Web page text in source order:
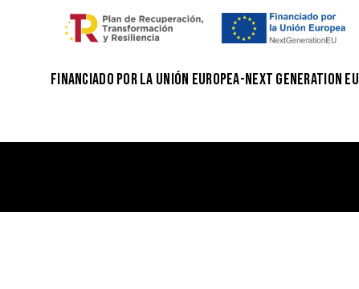
FINANCIADO POR LA UNIÓN EUROPEA-NEXT GENERATION EU